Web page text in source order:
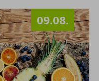
09.08.